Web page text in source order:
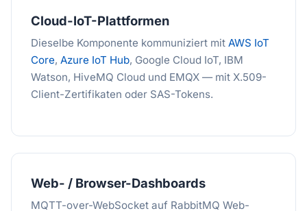
Cloud-IoT-Plattformen
Dieselbe Komponente kommuniziert mit AWS IoT
Core, Azure IoT Hub, Google Cloud IoT, IBM
Watson, HiveMQ Cloud und EMQX — mit X.509-
Client-Zertifikaten oder SAS-Tokens.
Web- / Browser-Dashboards
MQTT-over-WebSocket auf RabbitMQ Web-